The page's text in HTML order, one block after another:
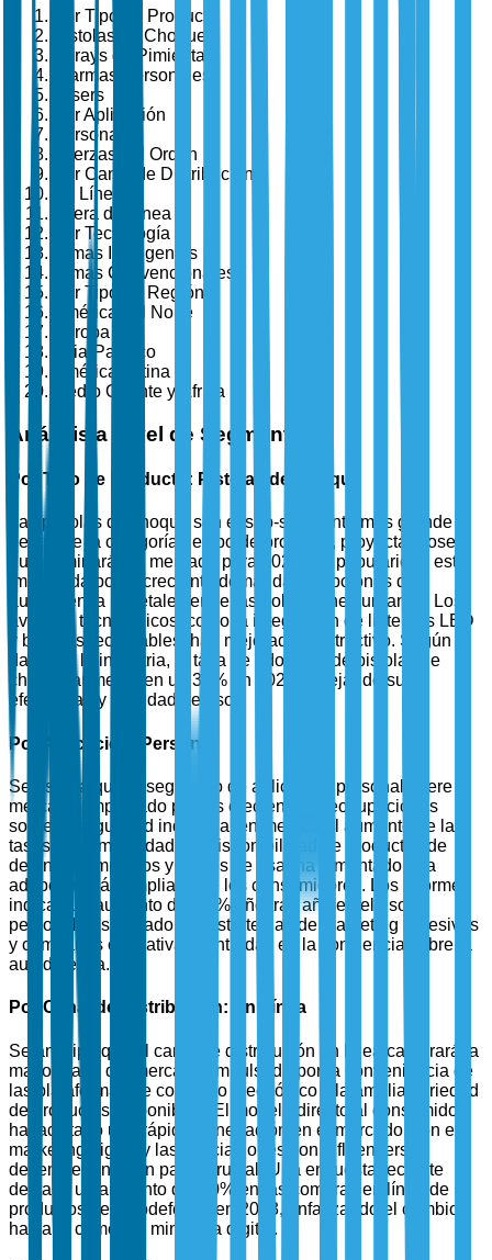
Por Tipo de Producto
Pistolas de Choque
Sprays de Pimienta
Alarmas Personales
Tasers
Por Aplicación
Personal
Fuerzas del Orden
Por Canal de Distribución
En Línea
Fuera de Línea
Por Tecnología
Armas Inteligentes
Armas Convencionales
Por Tipo de Región
América del Norte
Europa
Asia-Pacífico
América Latina
Medio Oriente y África
Análisis a Nivel de Segmento
Por Tipo de Producto: Pistolas de Choque
Las pistolas de choque son el sub-segmento más grande
dentro de la categoría de tipo de producto, proyectándose
que dominarán el mercado para 2025. Su popularidad está
impulsada por la creciente demanda de opciones de
autodefensa no letales entre las poblaciones urbanas. Los
avances tecnológicos, como la integración de linternas LED
y baterías recargables, han mejorado su atractivo. Según
datos de la industria, la tasa de adopción de pistolas de
choque aumentó en un 30% en 2024, reflejando su
efectividad y facilidad de uso.
Por Aplicación: Personal
Se espera que el segmento de aplicación personal lidere el
mercado, impulsado por las crecientes preocupaciones
sobre la seguridad individual en medio del aumento de las
tasas de criminalidad. La disponibilidad de productos de
defensa compactos y fáciles de usar ha fomentado una
adopción más amplia entre los consumidores. Los informes
indican un aumento del 25% año tras año en el uso
personal, respaldado por estrategias de marketing agresivas
y campañas educativas centradas en la conciencia sobre la
autodefensa.
Por Canal de Distribución: En Línea
Se anticipa que el canal de distribución en línea capturará la
mayor parte del mercado, impulsado por la conveniencia de
las plataformas de comercio electrónico y la amplia variedad
de productos disponibles. El modelo directo al consumidor
ha facilitado una rápida penetración en el mercado, con el
marketing digital y las asociaciones con influencers
desempeñando un papel crucial. Una encuesta reciente
destacó un aumento del 40% en las compras en línea de
productos de autodefensa en 2023, enfatizando el cambio
hacia el comercio minorista digital.